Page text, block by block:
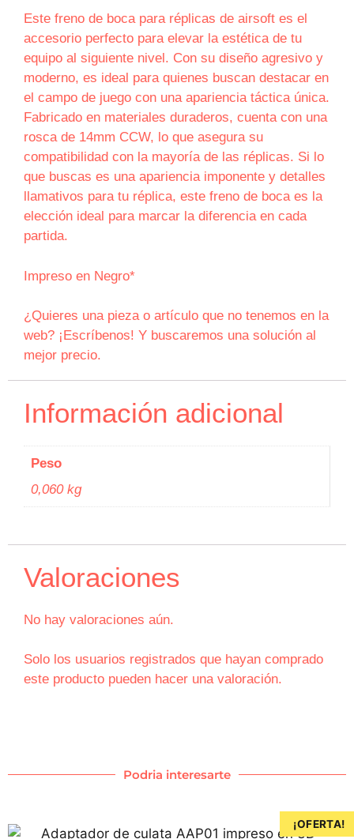
Este freno de boca para réplicas de airsoft es el
accesorio perfecto para elevar la estética de tu
equipo al siguiente nivel. Con su diseño agresivo y
moderno, es ideal para quienes buscan destacar en
el campo de juego con una apariencia táctica única.
Fabricado en materiales duraderos, cuenta con una
rosca de 14mm CCW, lo que asegura su
compatibilidad con la mayoría de las réplicas. Si lo
que buscas es una apariencia imponente y detalles
llamativos para tu réplica, este freno de boca es la
elección ideal para marcar la diferencia en cada
partida.
Impreso en Negro*
¿Quieres una pieza o artículo que no tenemos en la
web? ¡Escríbenos! Y buscaremos una solución al
mejor precio.
Información adicional
Peso
0,060 kg
Valoraciones
No hay valoraciones aún.
Solo los usuarios registrados que hayan comprado
este producto pueden hacer una valoración.
Podria interesarte
¡OFERTA!